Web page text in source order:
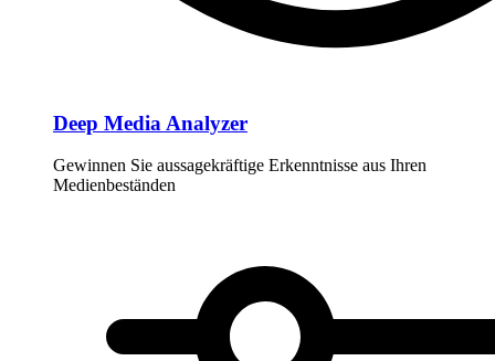
Deep Media Analyzer
Gewinnen Sie aussagekräftige Erkenntnisse aus Ihren
Medienbeständen